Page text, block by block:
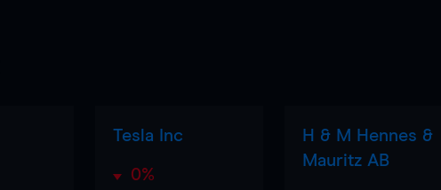
Tesla Inc
0%
H & M Hennes &
Mauritz AB